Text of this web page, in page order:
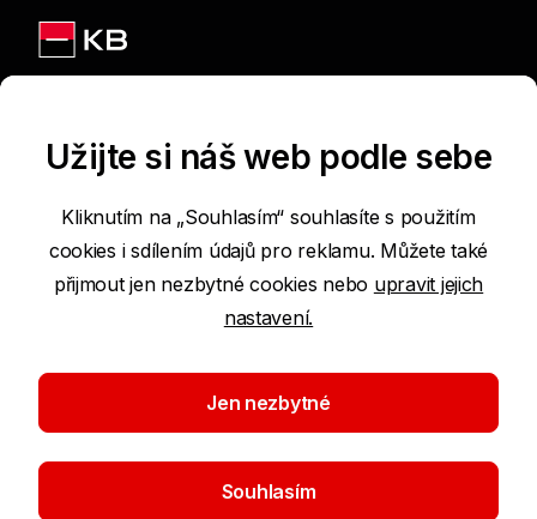
Podmínky používání internetových stránek
Prohlášení o přístupnosti
Ochrana osobních údajů
©2026 Komerční banka
Užijte si náš web podle sebe
Kliknutím na „Souhlasím“ souhlasíte s použitím
cookies i sdílením údajů pro reklamu. Můžete také
přijmout jen nezbytné cookies nebo upravit jejich
nastavení.
Jen nezbytné
Souhlasím